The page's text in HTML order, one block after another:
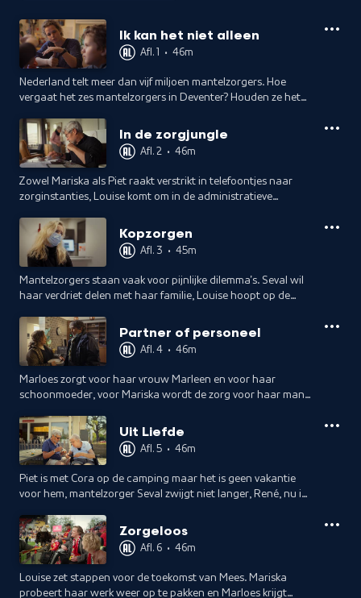
Ik kan het niet alleen
Afl. 1 • 46m
Nederland telt meer dan vijf miljoen mantelzorgers. Hoe
vergaat het zes mantelzorgers in Deventer? Houden ze het
zoon Mees zorgt.
In de zorgjungle
Afl. 2 • 46m
Zowel Mariska als Piet raakt verstrikt in telefoontjes naar
zorginstanties, Louise komt om in de administratieve
mantelzorgers wegwijs te maken.
Kopzorgen
Afl. 3 • 45m
Mantelzorgers staan vaak voor pijnlijke dilemma's. Seval wil
haar verdriet delen met haar familie, Louise hoopt op de
van haar man René.
Partner of personeel
Afl. 4 • 46m
Marloes zorgt voor haar vrouw Marleen en voor haar
schoonmoeder, voor Mariska wordt de zorg voor haar man
jaren zorg voor haar moeder.
Uit Liefde
Afl. 5 • 46m
Piet is met Cora op de camping maar het is geen vakantie
voor hem, mantelzorger Seval zwijgt niet langer, René, nu in
voor de mantelzorger?Zorgeloos
Afl. 6 • 46m
Louise zet stappen voor de toekomst van Mees. Mariska
probeert haar werk weer op te pakken en Marloes krijgt